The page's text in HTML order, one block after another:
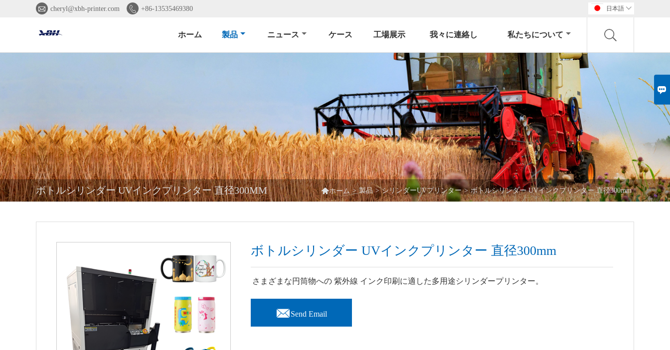

 cheryl@xbh-printer.com  +86-13535469380 日本語 
ホーム 製品 ニュース ケース 工場展示 我々に連絡し 私たちについて
ボトルシリンダー UVインクプリンター 直径300MM ホーム > 製品 > シリンダーUVプリンター > ボトルシリンダー UVインクプリンター 直径300mm
ボトルシリンダー UVインクプリンター 直径300mm
さまざまな円筒物への 紫外線 インク印刷に適した多用途シリンダープリンター。
Send Email